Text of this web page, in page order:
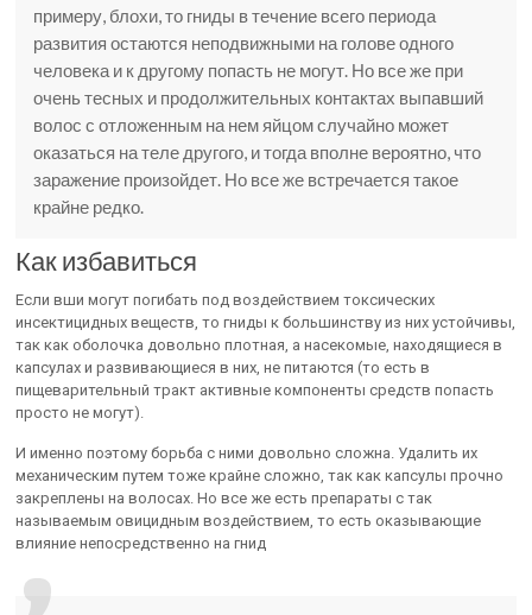
примеру, блохи, то гниды в течение всего периода
развития остаются неподвижными на голове одного
человека и к другому попасть не могут. Но все же при
очень тесных и продолжительных контактах выпавший
волос с отложенным на нем яйцом случайно может
оказаться на теле другого, и тогда вполне вероятно, что
заражение произойдет. Но все же встречается такое
крайне редко.
Как избавиться
Если вши могут погибать под воздействием токсических
инсектицидных веществ, то гниды к большинству из них устойчивы,
так как оболочка довольно плотная, а насекомые, находящиеся в
капсулах и развивающиеся в них, не питаются (то есть в
пищеварительный тракт активные компоненты средств попасть
просто не могут).
И именно поэтому борьба с ними довольно сложна. Удалить их
механическим путем тоже крайне сложно, так как капсулы прочно
закреплены на волосах. Но все же есть препараты с так
называемым овицидным воздействием, то есть оказывающие
влияние непосредственно на гнид